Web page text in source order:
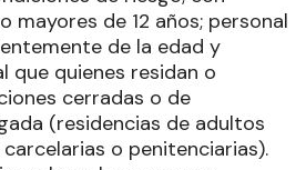
dosis de vacunas contra
la vacunación estuvo
mayores de 50 años; de 18
de riesgo; con
de 12 años; personal